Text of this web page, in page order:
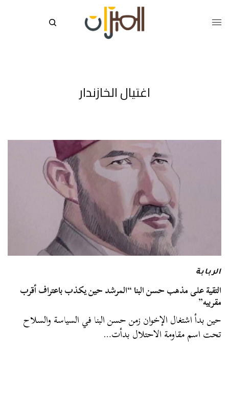
اغتيال الخازندار
الربابة
التقية على مذهب حسن البنا “المرشد حين يكذب باعتراف أقرب
مقربيه”
حين بدأ اشتغال الإخوان زمن حسن البنا في السياسة والسلاح
تحت اسم مقاومة الاحتلال بدأت…